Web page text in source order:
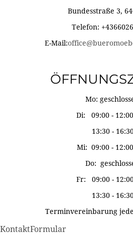
Bundesstraße 3,
Telefon:
E-Mail:
Mo:
Di: 09:00 -
13:30 -
Mi: 09:00 -
Do:
Fr: 09:00 -
13:30 -
Terminvereinbarung
KontaktFormular